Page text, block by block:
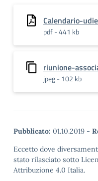
Calendario-
pdf - 441 kb
riunione-
jpeg - 102 kb
Pubblicato: 01.10.2019 -
Eccetto dove
stato rilasciato sotto
Attribuzione 4.0 Italia.